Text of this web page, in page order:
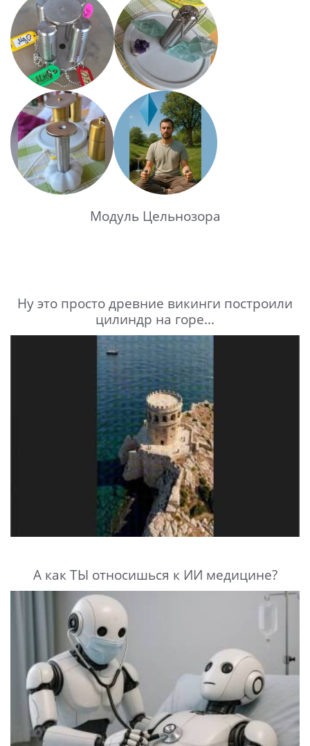
Модуль Цельнозора
Ну это просто древние викинги построили
цилиндр на горе...
А как ТЫ относишься к ИИ медицине?